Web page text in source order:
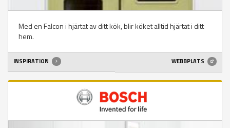
Med en Falcon i hjärtat av ditt kök, blir köket alltid hjärtat i ditt
hem.
INSPIRATION WEBBPLATS